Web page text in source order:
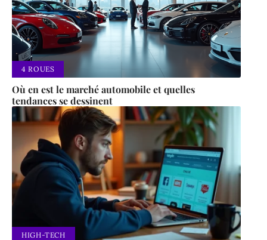
4 ROUES
Où en est le marché automobile et quelles
tendances se dessinent
HIGH-TECH